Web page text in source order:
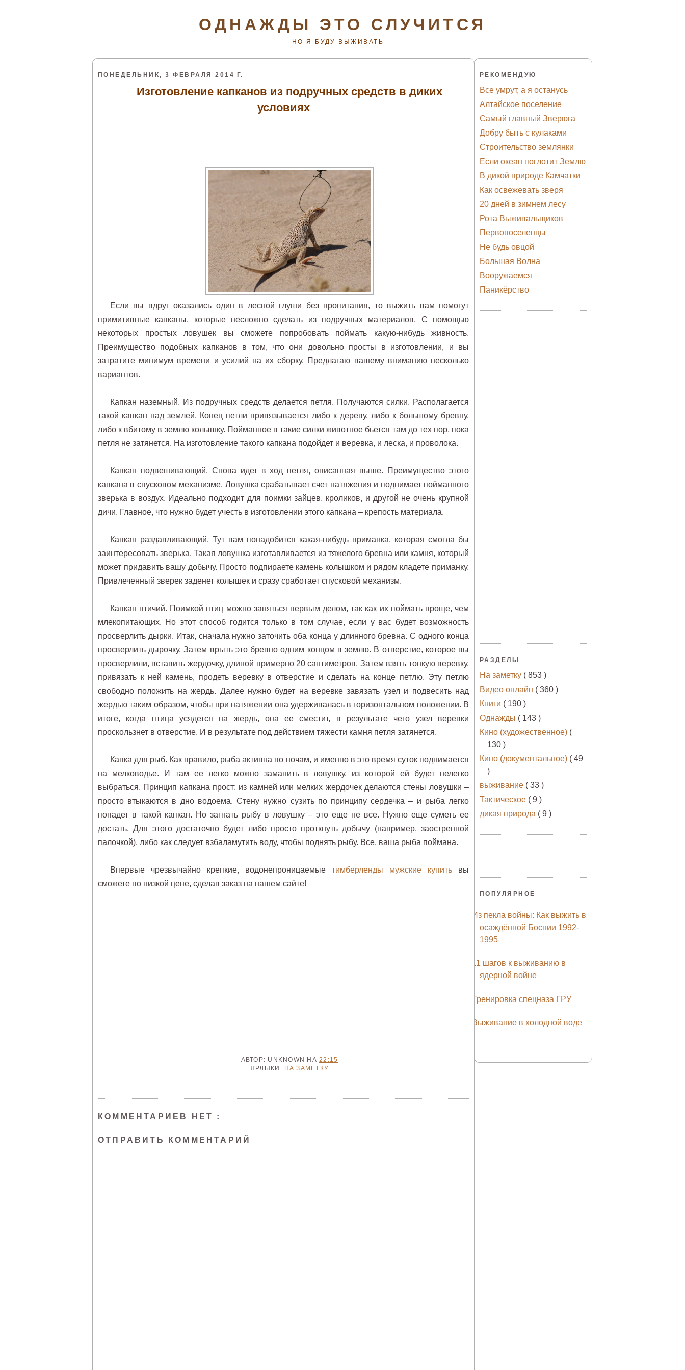
ОДНАЖДЫ ЭТО СЛУЧИТСЯ
НО Я БУДУ ВЫЖИВАТЬ
ПОНЕДЕЛЬНИК, 3 ФЕВРАЛЯ 2014 Г.
Изготовление капканов из подручных средств в диких
условиях
Если вы вдруг оказались один в лесной глуши без пропитания, то выжить вам помогут
примитивные капканы, которые несложно сделать из подручных материалов. С помощью
некоторых простых ловушек вы сможете попробовать поймать какую-нибудь живность.
Преимущество подобных капканов в том, что они довольно просты в изготовлении, и вы
затратите минимум времени и усилий на их сборку. Предлагаю вашему вниманию несколько
вариантов.
Капкан наземный. Из подручных средств делается петля. Получаются силки. Располагается
такой капкан над землей. Конец петли привязывается либо к дереву, либо к большому бревну,
либо к вбитому в землю колышку. Пойманное в такие силки животное бьется там до тех пор, пока
петля не затянется. На изготовление такого капкана подойдет и веревка, и леска, и проволока.
Капкан подвешивающий. Снова идет в ход петля, описанная выше. Преимущество этого
капкана в спусковом механизме. Ловушка срабатывает счет натяжения и поднимает пойманного
зверька в воздух. Идеально подходит для поимки зайцев, кроликов, и другой не очень крупной
дичи. Главное, что нужно будет учесть в изготовлении этого капкана – крепость материала.
Капкан раздавливающий. Тут вам понадобится какая-нибудь приманка, которая смогла бы
заинтересовать зверька. Такая ловушка изготавливается из тяжелого бревна или камня, который
может придавить вашу добычу. Просто подпираете камень колышком и рядом кладете приманку.
Привлеченный зверек заденет колышек и сразу сработает спусковой механизм.
Капкан птичий. Поимкой птиц можно заняться первым делом, так как их поймать проще, чем
млекопитающих. Но этот способ годится только в том случае, если у вас будет возможность
просверлить дырки. Итак, сначала нужно заточить оба конца у длинного бревна. С одного конца
просверлить дырочку. Затем врыть это бревно одним концом в землю. В отверстие, которое вы
просверлили, вставить жердочку, длиной примерно 20 сантиметров. Затем взять тонкую веревку,
привязать к ней камень, продеть веревку в отверстие и сделать на конце петлю. Эту петлю
свободно положить на жердь. Далее нужно будет на веревке завязать узел и подвесить над
жердью таким образом, чтобы при натяжении она удерживалась в горизонтальном положении. В
итоге, когда птица усядется на жердь, она ее сместит, в результате чего узел веревки
проскользнет в отверстие. И в результате под действием тяжести камня петля затянется.
Капка для рыб. Как правило, рыба активна по ночам, и именно в это время суток поднимается
на мелководье. И там ее легко можно заманить в ловушку, из которой ей будет нелегко
выбраться. Принцип капкана прост: из камней или мелких жердочек делаются стены ловушки –
просто втыкаются в дно водоема. Стену нужно сузить по принципу сердечка – и рыба легко
попадет в такой капкан. Но загнать рыбу в ловушку – это еще не все. Нужно еще суметь ее
достать. Для этого достаточно будет либо просто проткнуть добычу (например, заостренной
палочкой), либо как следует взбаламутить воду, чтобы поднять рыбу. Все, ваша рыба поймана.
Впервые чрезвычайно крепкие, водонепроницаемые тимберленды мужские купить вы
сможете по низкой цене, сделав заказ на нашем сайте!
АВТОР: UNKNOWN НА22:15
ЯРЛЫКИ: НА ЗАМЕТКУ
КОММЕНТАРИЕВ НЕТ :
ОТПРАВИТЬ КОММЕНТАРИЙ
РЕКОМЕНДУЮ
Все умрут, а я останусь
Алтайское поселение
Самый главный Зверюга
Добру быть с кулаками
Строительство землянки
Если океан поглотит Землю
В дикой природе Камчатки
Как освежевать зверя
20 дней в зимнем лесу
Рота Выживальщиков
Первопоселенцы
Не будь овцой
Большая Волна
Вооружаемся
Паникёрство
РАЗДЕЛЫ
На заметку ( 853 )
Видео онлайн ( 360 )
Книги ( 190 )
Однажды ( 143 )
Кино (художественное) (
130 )
Кино (документальное) ( 49
)
выживание ( 33 )
Тактическое ( 9 )
дикая природа ( 9 )
ПОПУЛЯРНОЕ
Из пекла войны: Как выжить в
осаждённой Боснии 1992-
1995
11 шагов к выживанию в
ядерной войне
Тренировка спецназа ГРУ
Выживание в холодной воде